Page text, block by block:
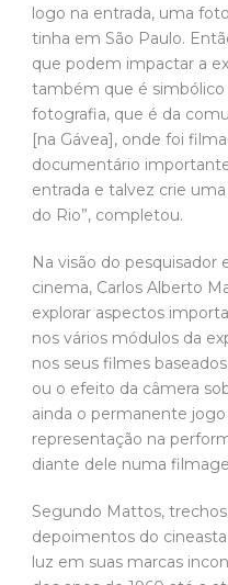
logo na entrada, uma
tinha em São Paulo.
que podem impactar a
também que é simbólico
fotografia, que é da
[na Gávea], onde foi
documentário
entrada e talvez crie
do Rio”, completou.
Na visão do pesquisador
cinema, Carlos Alberto
explorar aspectos
nos vários módulos da
nos seus filmes
ou o efeito da câmera
ainda o permanente
representação na
diante dele numa
Segundo Mattos,
depoimentos do
luz em suas marcas